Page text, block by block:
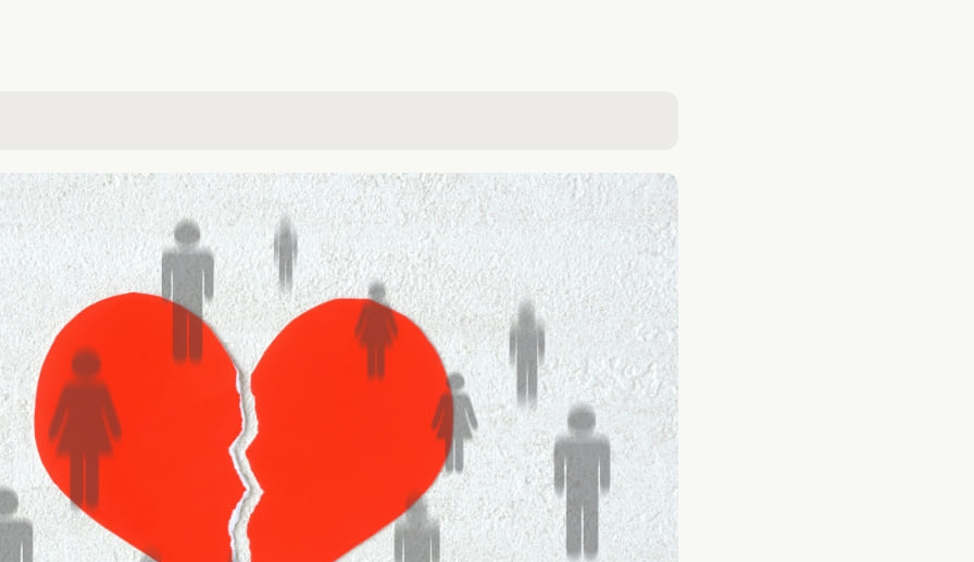
お知らせ
24時間受付中
WEB予約
18歳未満の方へ